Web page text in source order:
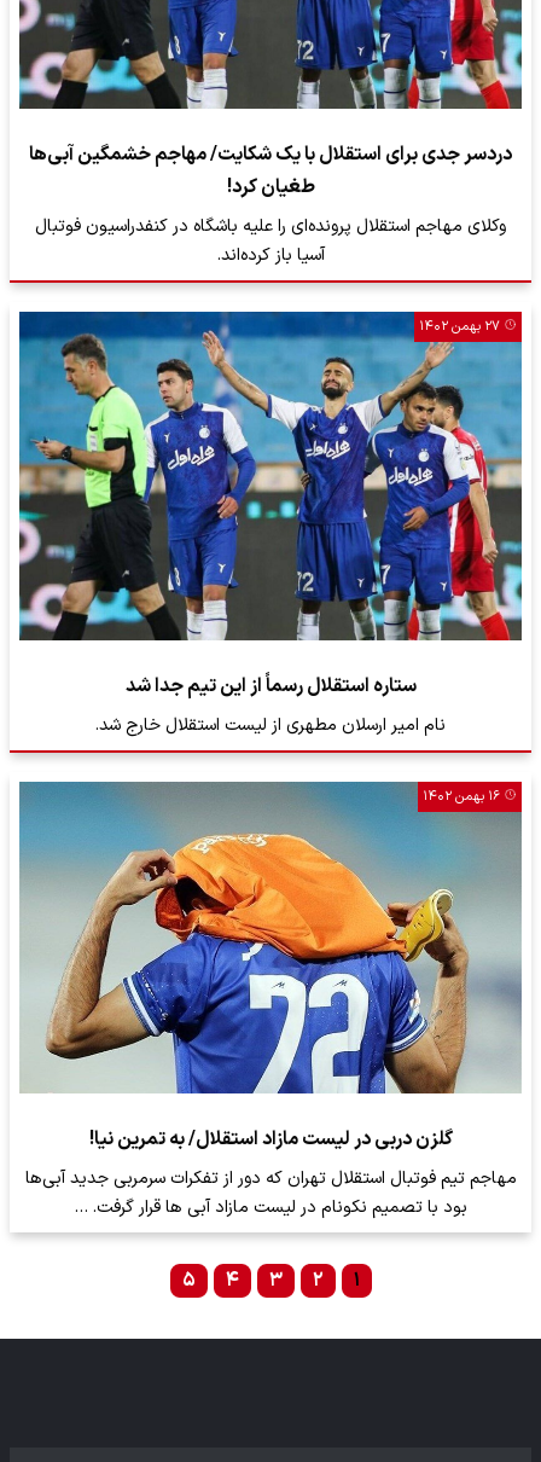
دردسر جدی برای استقلال با یک شکایت/ مهاجم خشمگین آبی‌ها
طغیان کرد!
وکلای مهاجم استقلال پرونده‌ای را علیه باشگاه در کنفدراسیون فوتبال
آسیا باز کرده‌اند.
۲۷ بهمن ۱۴۰۲
ستاره استقلال رسماً از این تیم جدا شد
نام امیر ارسلان مطهری از لیست استقلال خارج شد.
۱۶ بهمن ۱۴۰۲
گلزن دربی در لیست مازاد استقلال/ به تمرین نیا!
مهاجم تیم فوتبال استقلال تهران که دور از تفکرات سرمربی جدید آبی‌ها
بود با تصمیم نکونام در لیست مازاد آبی ها قرار گرفت. …
۱ ۲ ۳ ۴ ۵